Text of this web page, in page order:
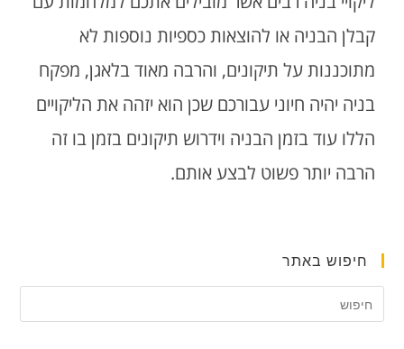
קבלן הבניה או להוצאות כספיות נוספות לא
מתוכננות על תיקונים, והרבה מאוד בלאגן, מפקח
בניה יהיה חיוני עבורכם שכן הוא יזהה את הליקויים
הללו עוד בזמן הבניה וידרוש תיקונים בזמן בו זה
הרבה יותר פשוט לבצע אותם.
חיפוש באתר